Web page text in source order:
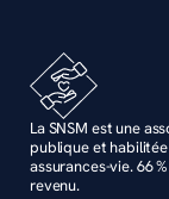
La SNSM est une
publique et
assurances-vie. 66
revenu.